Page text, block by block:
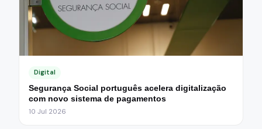
Digital
Segurança Social português acelera digitalização
com novo sistema de pagamentos
10 Jul 2026